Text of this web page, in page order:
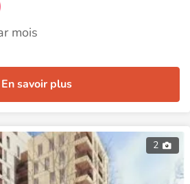
mois
En savoir plus
2